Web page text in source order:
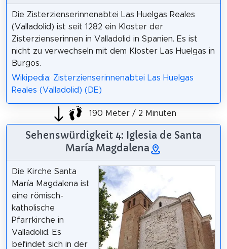
Die Zisterzienserinnenabtei Las Huelgas Reales
(Valladolid) ist seit 1282 ein Kloster der
Zisterzienserinnen in Valladolid in Spanien. Es ist
nicht zu verwechseln mit dem Kloster Las Huelgas in
Burgos.
Wikipedia: Zisterzienserinnenabtei Las Huelgas
Reales (Valladolid) (DE)
190 Meter / 2 Minuten
Sehenswürdigkeit 4: Iglesia de Santa
María Magdalena
Die Kirche Santa
María Magdalena ist
eine römisch-
katholische
Pfarrkirche in
Valladolid. Es
befindet sich in der